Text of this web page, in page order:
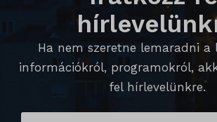
Ha nem szeretne lemaradni a
információkról, programokról,
fel hírlevelünkre.
wordpress_test_cookie
wp_lang
wp-settings-*
mhcookie
_gat_gtag_ua_*
magában foglal, amelyek nem tartoznak a
vagy amelyeket nem kategorizáltak.
Részletek megjelenítése